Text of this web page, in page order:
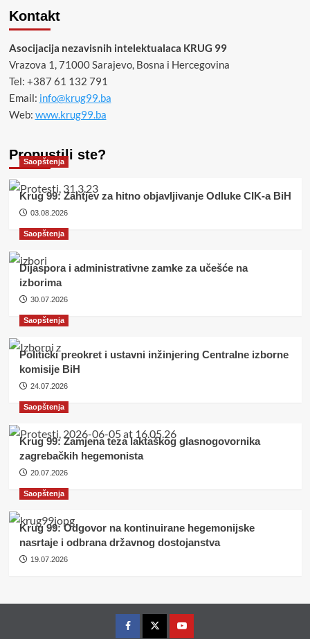
Kontakt
Asocijacija nezavisnih intelektualaca KRUG 99
Vrazova 1, 71000 Sarajevo, Bosna i Hercegovina
Tel: +387 61 132 791
Email: info@krug99.ba
Web: www.krug99.ba
Propustili ste?
Saopštenja
Krug 99: Zahtjev za hitno objavljivanje Odluke CIK-a BiH
03.08.2026
Saopštenja
Dijaspora i administrativne zamke za učešće na
izborima
30.07.2026
Saopštenja
Politički preokret i ustavni inžinjering Centralne izborne
komisije BiH
24.07.2026
Saopštenja
Krug 99: Zamjena teza laktaškog glasnogovornika
zagrebačkih hegemonista
20.07.2026
Saopštenja
Krug 99: Odgovor na kontinuirane hegemonijske
nasrtaje i odbrana državnog dostojanstva
19.07.2026
FacebookTwitterYouTube